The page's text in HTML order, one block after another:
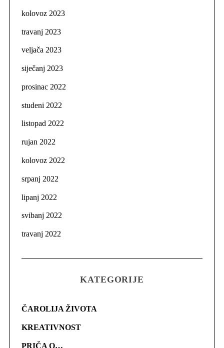
kolovoz 2023
travanj 2023
veljača 2023
siječanj 2023
prosinac 2022
studeni 2022
listopad 2022
rujan 2022
kolovoz 2022
srpanj 2022
lipanj 2022
svibanj 2022
travanj 2022
KATEGORIJE
ČAROLIJA ŽIVOTA
KREATIVNOST
PRIČA O…